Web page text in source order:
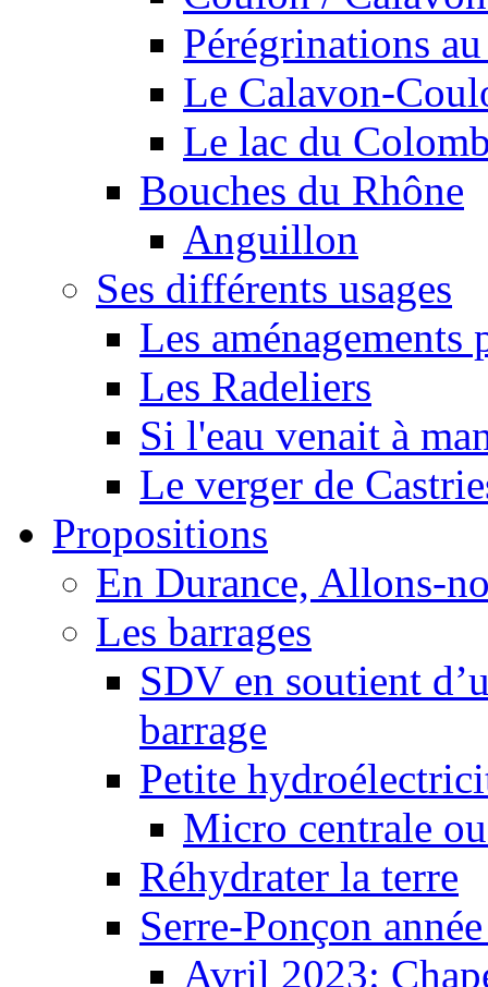
Pérégrinations
Le Calavon-
Le lac du
Bouches du Rhône
Anguillon
Ses différents usages
Les
Les Radeliers
Si l'eau venait à
Le verger de
Propositions
En Durance, Allons-
Les barrages
SDV en soutient
barrage
Petite
Micro centrale
Réhydrater la terre
Serre-Ponçon
Avril 2023: